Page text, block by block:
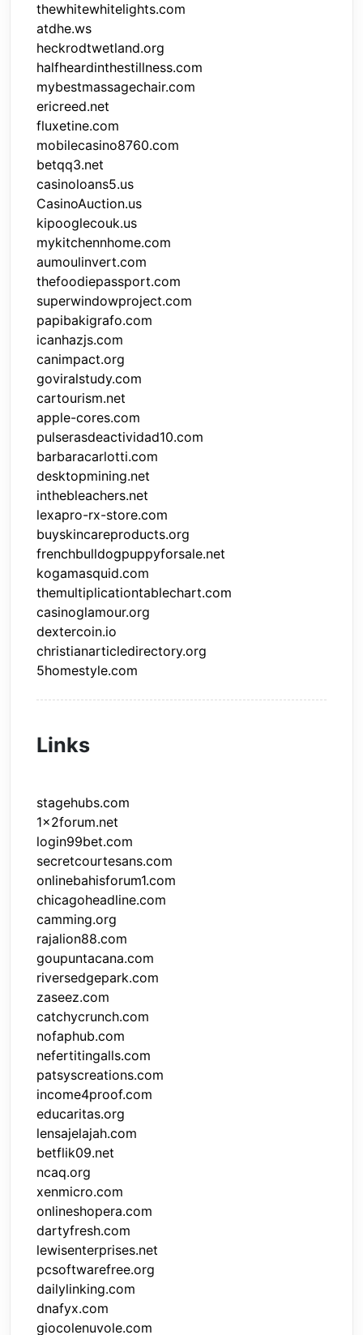
thewhitewhitelights.com
atdhe.ws
heckrodtwetland.org
halfheardinthestillness.com
mybestmassagechair.com
ericreed.net
fluxetine.com
mobilecasino8760.com
betqq3.net
casinoloans5.us
CasinoAuction.us
kipooglecouk.us
mykitchennhome.com
aumoulinvert.com
thefoodiepassport.com
superwindowproject.com
papibakigrafo.com
icanhazjs.com
canimpact.org
goviralstudy.com
cartourism.net
apple-cores.com
pulserasdeactividad10.com
barbaracarlotti.com
desktopmining.net
inthebleachers.net
lexapro-rx-store.com
buyskincareproducts.org
frenchbulldogpuppyforsale.net
kogamasquid.com
themultiplicationtablechart.com
casinoglamour.org
dextercoin.io
christianarticledirectory.org
5homestyle.com
Links
stagehubs.com
1x2forum.net
login99bet.com
secretcourtesans.com
onlinebahisforum1.com
chicagoheadline.com
camming.org
rajalion88.com
goupuntacana.com
riversedgepark.com
zaseez.com
catchycrunch.com
nofaphub.com
nefertitingalls.com
patsyscreations.com
income4proof.com
educaritas.org
lensajelajah.com
betflik09.net
ncaq.org
xenmicro.com
onlineshopera.com
dartyfresh.com
lewisenterprises.net
pcsoftwarefree.org
dailylinking.com
dnafyx.com
giocolenuvole.com